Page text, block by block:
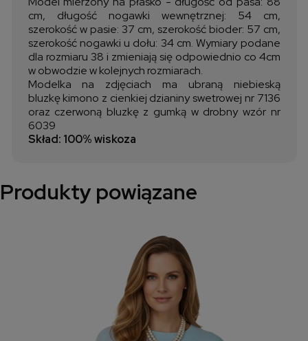
cm, długość nogawki wewnętrznej: 54 cm,
szerokość w pasie: 37 cm, szerokość bioder: 57 cm,
szerokość nogawki u dołu: 34 cm. Wymiary podane
dla rozmiaru 38 i zmieniają się odpowiednio co 4cm
w obwodzie w kolejnych rozmiarach.
Modelka na zdjęciach ma ubraną niebieską
bluzkę kimono z cienkiej dzianiny swetrowej nr 7136
oraz czerwoną bluzkę z gumką w drobny wzór nr
6039
Skład: 100% wiskoza
Produkty powiązane